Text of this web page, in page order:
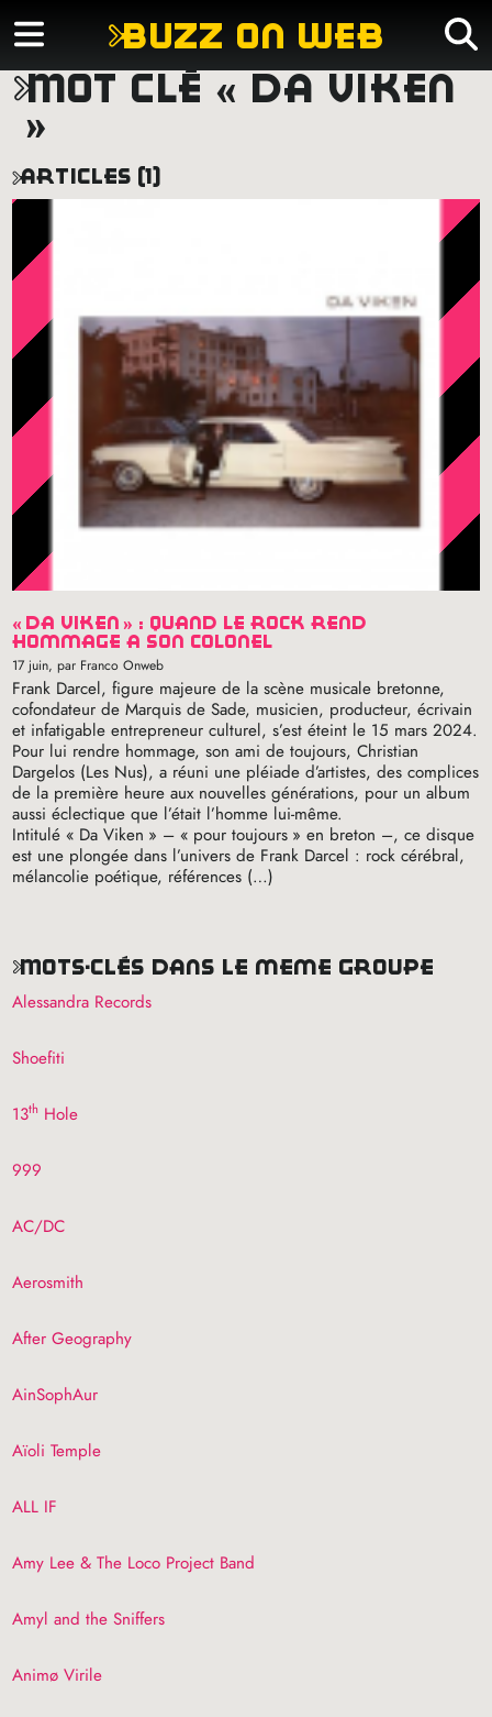
buzz on web
mot clé « da viken
»
articles (1)
« da viken » : quand le rock rend
hommage à son colonel
17 juin, par Franco Onweb
Frank Darcel, figure majeure de la scène musicale bretonne,
cofondateur de Marquis de Sade, musicien, producteur, écrivain
et infatigable entrepreneur culturel, s’est éteint le 15 mars 2024.
Pour lui rendre hommage, son ami de toujours, Christian
Dargelos (Les Nus), a réuni une pléiade d’artistes, des complices
de la première heure aux nouvelles générations, pour un album
aussi éclectique que l’était l’homme lui-même.
Intitulé « Da Viken » – « pour toujours » en breton –, ce disque
est une plongée dans l’univers de Frank Darcel : rock cérébral,
mélancolie poétique, références (…)
mots-clés dans le même groupe
Alessandra Records
Shoefiti
13th Hole
999
AC/DC
Aerosmith
After Geography
AinSophAur
Aïoli Temple
ALL IF
Amy Lee & The Loco Project Band
Amyl and the Sniffers
Animø Virile